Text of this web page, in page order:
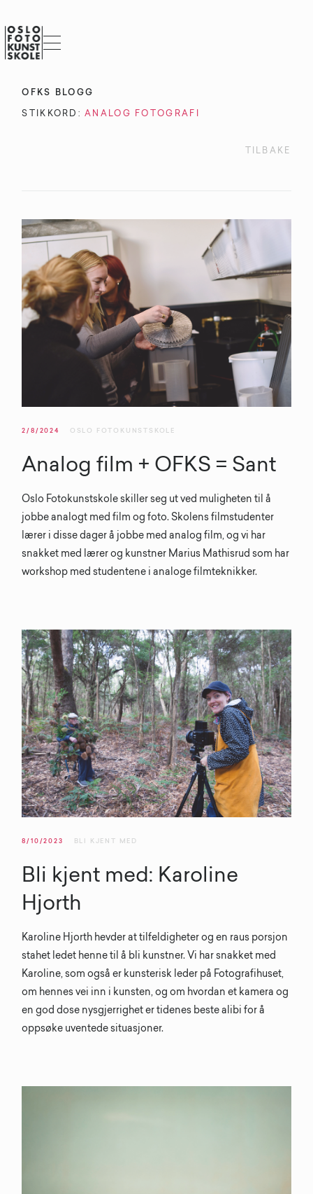
OFKS BLOGG
STIKKORD: ANALOG FOTOGRAFI
TILBAKE
2/8/2024 OSLO FOTOKUNSTSKOLE
Analog film + OFKS = Sant
Oslo Fotokunstskole skiller seg ut ved muligheten til å
jobbe analogt med film og foto. Skolens filmstudenter
lærer i disse dager å jobbe med analog film, og vi har
snakket med lærer og kunstner Marius Mathisrud som har
workshop med studentene i analoge filmteknikker.
8/10/2023 BLI KJENT MED
Bli kjent med: Karoline
Hjorth
Karoline Hjorth hevder at tilfeldigheter og en raus porsjon
stahet ledet henne til å bli kunstner. Vi har snakket med
Karoline, som også er kunsterisk leder på Fotografihuset,
om hennes vei inn i kunsten, og om hvordan et kamera og
en god dose nysgjerrighet er tidenes beste alibi for å
oppsøke uventede situasjoner.